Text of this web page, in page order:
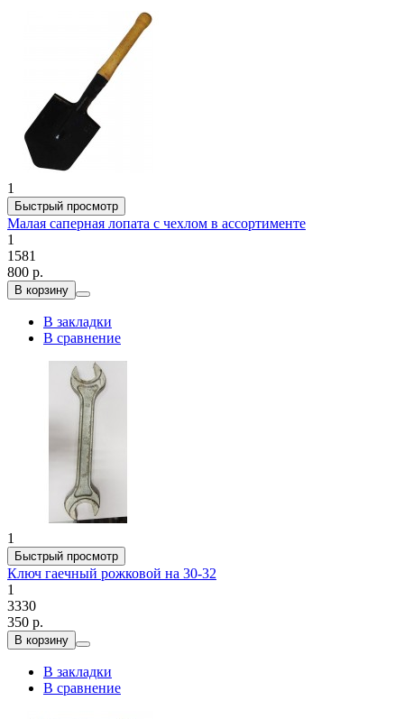
1
Быстрый просмотр
Малая саперная лопата с чехлом в ассортименте
1
1581
800 р.
В корзину
В закладки
В сравнение
1
Быстрый просмотр
Ключ гаечный рожковой на 30-32
1
3330
350 р.
В корзину
В закладки
В сравнение